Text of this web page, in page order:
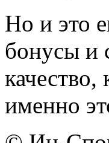
Но и это
бонусы и
именно